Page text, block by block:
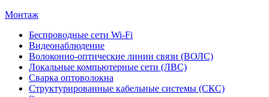
Монтаж
Беспроводные сети Wi-Fi
Видеонаблюдение
Волоконно-оптические линии связи (ВОЛС)
Локальные компьютерные сети (ЛВС)
Сварка оптоволокна
Структурированные кабельные системы (СКС)